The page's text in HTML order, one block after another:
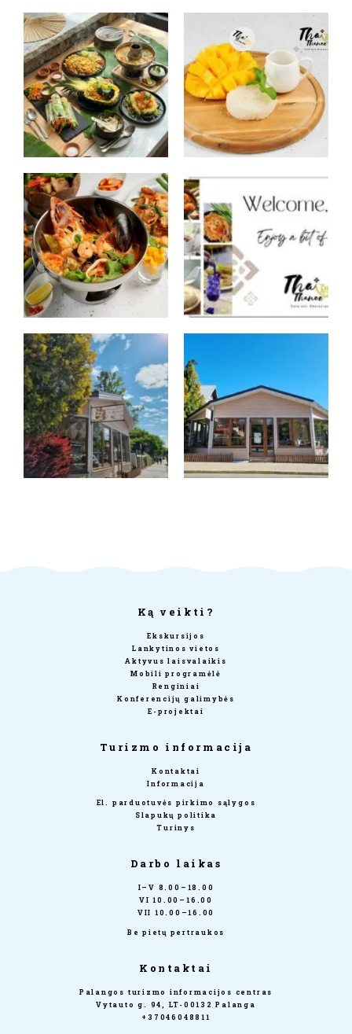
Ką veikti?
Ekskursijos
Lankytinos vietos
Aktyvus laisvalaikis
Mobili programėlė
Renginiai
Konferencijų galimybės
E-projektai
Turizmo informacija
Kontaktai
Informacija
El. parduotuvės pirkimo sąlygos
Slapukų politika
Turinys
Darbo laikas
I–V 8.00–18.00
VI 10.00–16.00
VII 10.00–16.00
Be pietų pertraukos
Kontaktai
Palangos turizmo informacijos centras
Vytauto g. 94, LT-00132 Palanga
+37046048811